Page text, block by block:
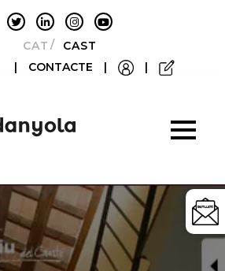
CATALÀCASTELLANO
| CONTACTE | |